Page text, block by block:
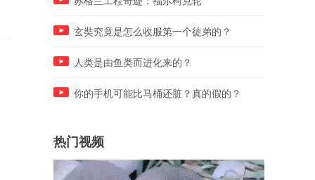
玄奘究竟是怎么收服第一个徒弟的？
人类是由鱼类而进化来的？
你的手机可能比马桶还脏？真的假的？
热门视频